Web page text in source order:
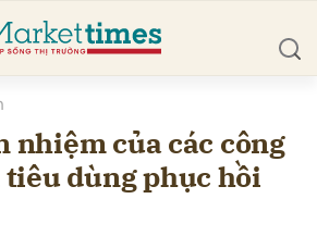
nhiệm của các công
dùng phục hồi